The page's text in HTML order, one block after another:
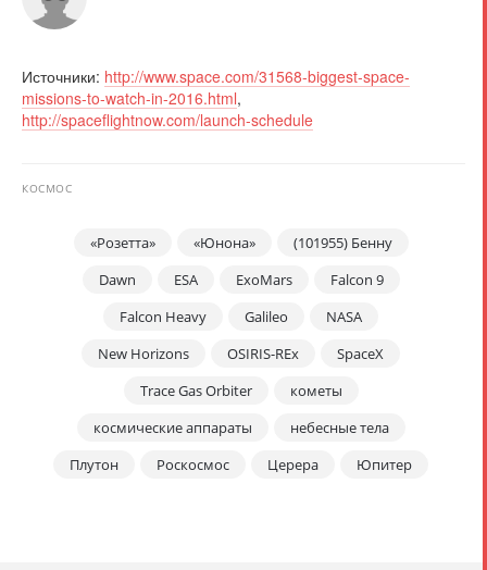
Источники: http://www.space.com/31568-biggest-space-
missions-to-watch-in-2016.html,
http://spaceflightnow.com/launch-schedule
КОСМОС
«Розетта» «Юнона»
(101955) Бенну
Dawn
ESA ExoMars
Falcon 9
Falcon Heavy
Galileo
NASA
New Horizons
OSIRIS-REx
SpaceX
Trace Gas Orbiter
кометы
космические аппараты
небесные тела
Плутон
Роскосмос Церера Юпитер